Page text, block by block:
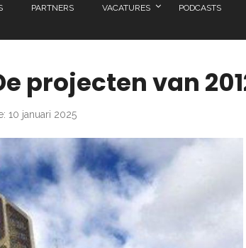
PARTNERS VACATURES PODCASTS
projecten van
10 januari 2025